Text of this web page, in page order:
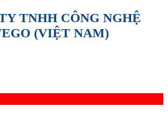
TNHH CÔNG NGHỆ
(VIỆT NAM)